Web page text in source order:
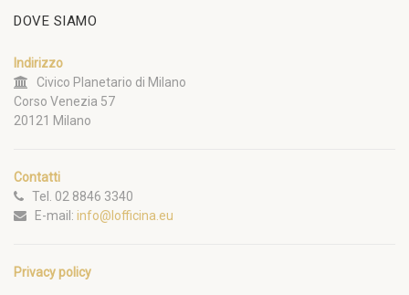
DOVE SIAMO
Indirizzo
Civico Planetario di Milano
Corso Venezia 57
20121 Milano
Contatti
Tel. 02 8846 3340
E-mail: info@lofficina.eu
Privacy policy